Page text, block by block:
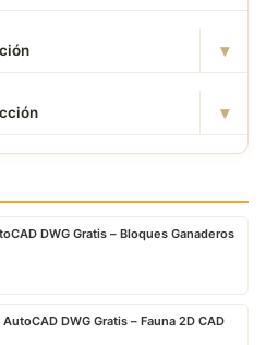
▾
▾
DWG Gratis – Bloques Ganaderos
DWG Gratis – Fauna 2D CAD